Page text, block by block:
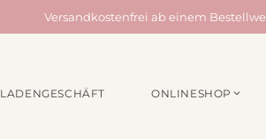
Versandkostenfrei ab einem
LADENGESCHÄFT ONLINESHOP